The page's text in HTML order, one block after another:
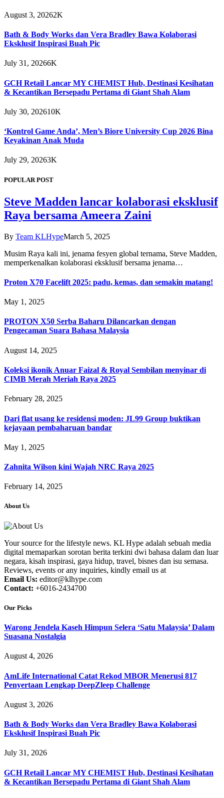
August 3, 20262K
Bath & Body Works dan Vera Bradley Bawa Kolaborasi
Eksklusif Inspirasi Buah Pic
July 31, 20266K
GCH Retail Lancar MY CHEMIST Hub, Destinasi Kesihatan
& Kecantikan Bersepadu Pertama di Giant Shah Alam
July 30, 202610K
‘Kontrol Game Anda’, Men’s Biore University Cup 2026 Bina
Keyakinan Anak Muda
July 29, 20263K
POPULAR POST
Steve Madden lancar kolaborasi eksklusif
Raya bersama Ameera Zaini
By Team KLHypeMarch 5, 2025
Musim Raya kali ini, jenama fesyen global ternama, Steve Madden,
memperkenalkan kolaborasi eksklusif bersama jenama…
Proton X70 Facelift 2025: padu, kemas, dan semakin matang!
May 1, 2025
PROTON X50 Serba Baharu Dilancarkan dengan
Pengecaman Suara Bahasa Malaysia
August 14, 2025
Koleksi ikonik Anuar Faizal & Royal Sembilan menyinar di
CIMB Merah Meriah Raya 2025
February 28, 2025
Dari flat usang ke residensi moden: JL99 Group buktikan
kejayaan pembaharuan bandar
May 1, 2025
Zahnita Wilson kini Wajah NRC Raya 2025
February 14, 2025
About Us
Your source for the lifestyle news. KL Hype adalah sebuah media
digital memaparkan sorotan berita terkini dwi bahasa dalam dan luar
negara, kisah inspirasi, gaya hidup, travel, bisnes dan isu semasa.
Reviews, events or any inquiries, kindly email us at
Email Us: editor@klhype.com
Contact: +6016-2434700
Our Picks
Warong Jendela Kaseh Himpun Selera ‘Satu Malaysia’ Dalam
Suasana Nostalgia
August 4, 2026
AmLife International Catat Rekod MBOR Menerusi 817
Penyertaan Lengkap DeepZleep Challenge
August 3, 2026
Bath & Body Works dan Vera Bradley Bawa Kolaborasi
Eksklusif Inspirasi Buah Pic
July 31, 2026
GCH Retail Lancar MY CHEMIST Hub, Destinasi Kesihatan
& Kecantikan Bersepadu Pertama di Giant Shah Alam